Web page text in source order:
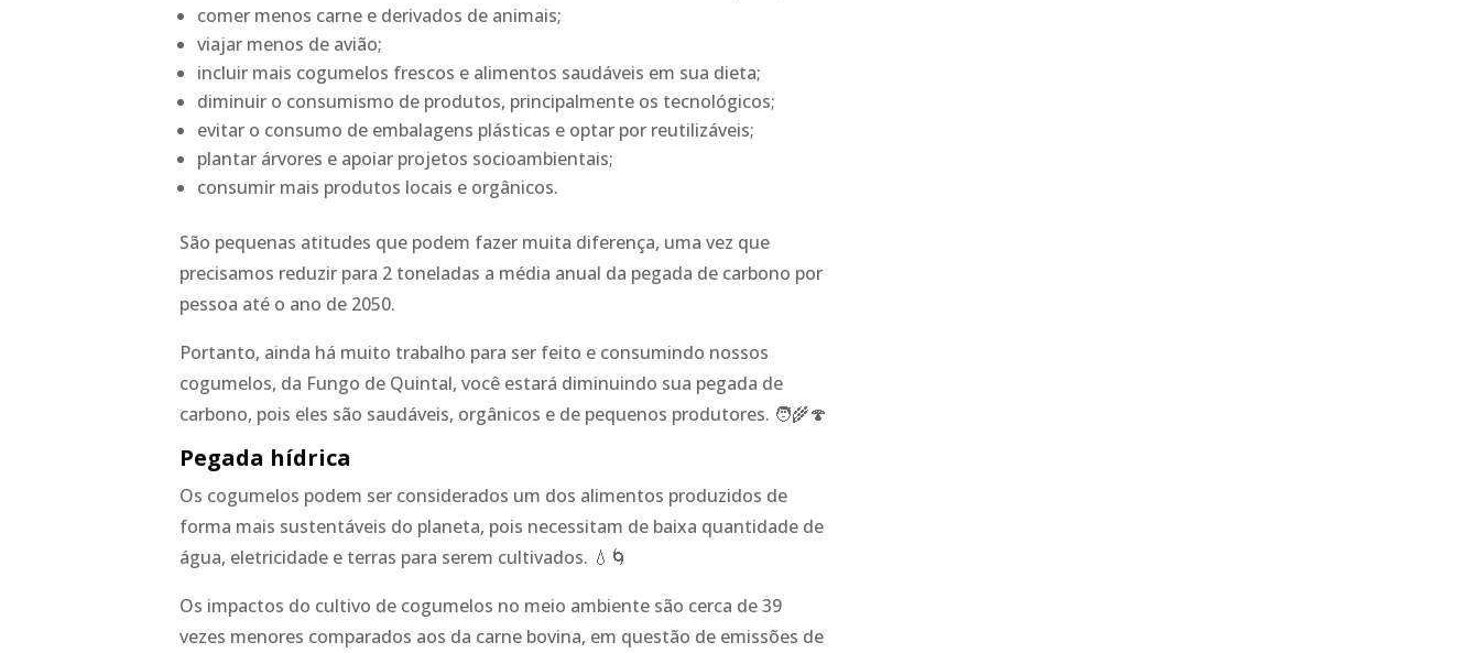
comer menos carne e derivados de animais;
viajar menos de avião;
incluir mais cogumelos frescos e alimentos saudáveis em sua dieta;
diminuir o consumismo de produtos, principalmente os tecnológicos;
evitar o consumo de embalagens plásticas e optar por reutilizáveis;
plantar árvores e apoiar projetos socioambientais;
consumir mais produtos locais e orgânicos.
São pequenas atitudes que podem fazer muita diferença, uma vez que
precisamos reduzir para 2 toneladas a média anual da pegada de carbono por
pessoa até o ano de 2050.
Portanto, ainda há muito trabalho para ser feito e consumindo nossos
cogumelos, da Fungo de Quintal, você estará diminuindo sua pegada de
carbono, pois eles são saudáveis, orgânicos e de pequenos produtores. 🧑‍🌾🍄
Pegada hídrica
Os cogumelos podem ser considerados um dos alimentos produzidos de
forma mais sustentáveis do planeta, pois necessitam de baixa quantidade de
água, eletricidade e terras para serem cultivados. 💧🌀
Os impactos do cultivo de cogumelos no meio ambiente são cerca de 39
vezes menores comparados aos da carne bovina, em questão de emissões de